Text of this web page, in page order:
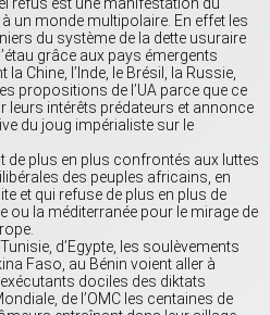
un monde multipolaire. En effet les
du système de la dette usuraire
grâce aux pays émergents
Chine, l’Inde, le Brésil, la Russie,
propositions de l’UA parce que ce
leurs intérêts prédateurs et annonce
du joug impérialiste sur le
de plus en plus confrontés aux luttes
des peuples africains, en
et qui refuse de plus en plus de
ou la méditerranée pour le mirage de
d’Egypte, les soulèvements
Faso, au Bénin voient aller à
dociles des diktats
de l’OMC les centaines de